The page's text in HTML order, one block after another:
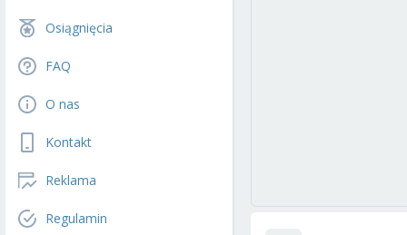
Osiągnięcia
FAQ
O nas
Kontakt
Reklama
Regulamin